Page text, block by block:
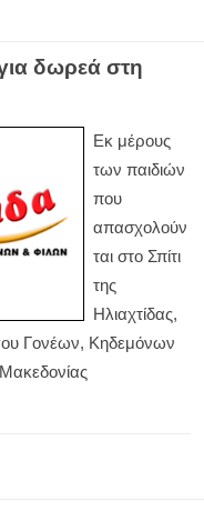
δωρεά στη
Εκ μέρους
των παιδιών
που
απασχολούν
ται στο Σπίτι
της
Ηλιαχτίδας,
Γονέων, Κηδεμόνων